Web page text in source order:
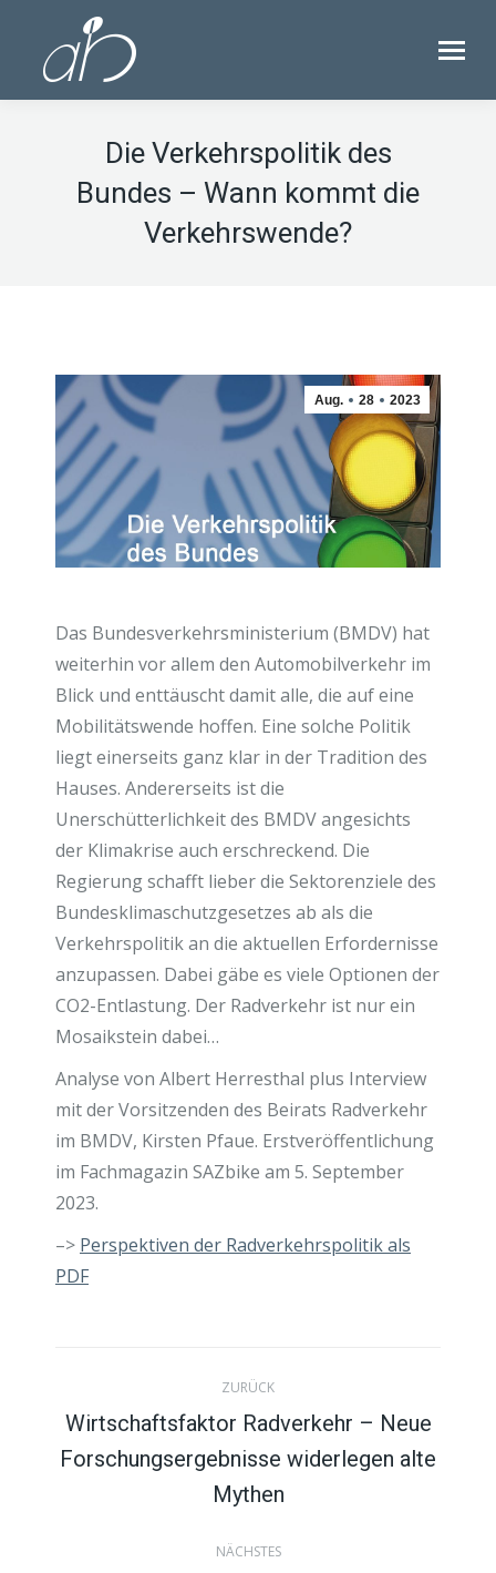
Die Verkehrspolitik des
Bundes – Wann kommt die
Verkehrswende?
Aug. 28 2023
Das Bundesverkehrsministerium (BMDV) hat
weiterhin vor allem den Automobilverkehr im
Blick und enttäuscht damit alle, die auf eine
Mobilitätswende hoffen. Eine solche Politik
liegt einerseits ganz klar in der Tradition des
Hauses. Andererseits ist die
Unerschütterlichkeit des BMDV angesichts
der Klimakrise auch erschreckend. Die
Regierung schafft lieber die Sektorenziele des
Bundesklimaschutzgesetzes ab als die
Verkehrspolitik an die aktuellen Erfordernisse
anzupassen. Dabei gäbe es viele Optionen der
CO2-Entlastung. Der Radverkehr ist nur ein
Mosaikstein dabei…
Analyse von Albert Herresthal plus Interview
mit der Vorsitzenden des Beirats Radverkehr
im BMDV, Kirsten Pfaue. Erstveröffentlichung
im Fachmagazin SAZbike am 5. September
2023.
–> Perspektiven der Radverkehrspolitik als
PDF
o
m
ZURÜCK
Vorheriger
Beitrag:
Wirtschaftsfaktor Radverkehr – Neue
Forschungsergebnisse widerlegen alte
Mythen
NÄCHSTES